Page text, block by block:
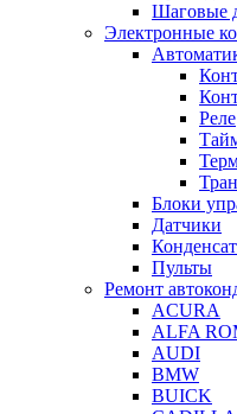
Шаговые
Электронные
Реле
Блоки
Датчики
Пульты
Ремонт
ACURA
ALFA
AUDI
BMW
BUICK